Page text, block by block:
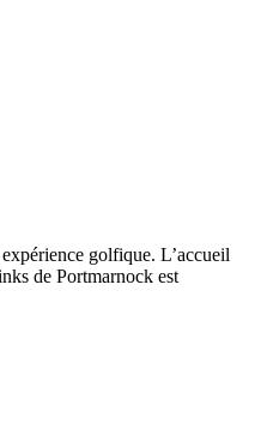
golfique. L’accueil
de Portmarnock est